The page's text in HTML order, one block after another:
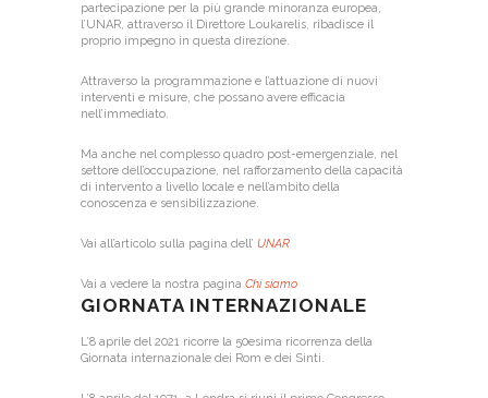
partecipazione per la più grande minoranza europea,
l’UNAR, attraverso il Direttore Loukarelis, ribadisce il
proprio impegno in questa direzione.
Attraverso la programmazione e l’attuazione di nuovi
interventi e misure, che possano avere efficacia
nell’immediato.
Ma anche nel complesso quadro post-emergenziale, nel
settore dell’occupazione, nel rafforzamento della capacità
di intervento a livello locale e nell’ambito della
conoscenza e sensibilizzazione.
Vai all’articolo sulla pagina dell’ UNAR
Vai a vedere la nostra pagina Chi siamo
GIORNATA INTERNAZIONALE
L’8 aprile del 2021 ricorre la 50esima ricorrenza della
Giornata internazionale dei Rom e dei Sinti.